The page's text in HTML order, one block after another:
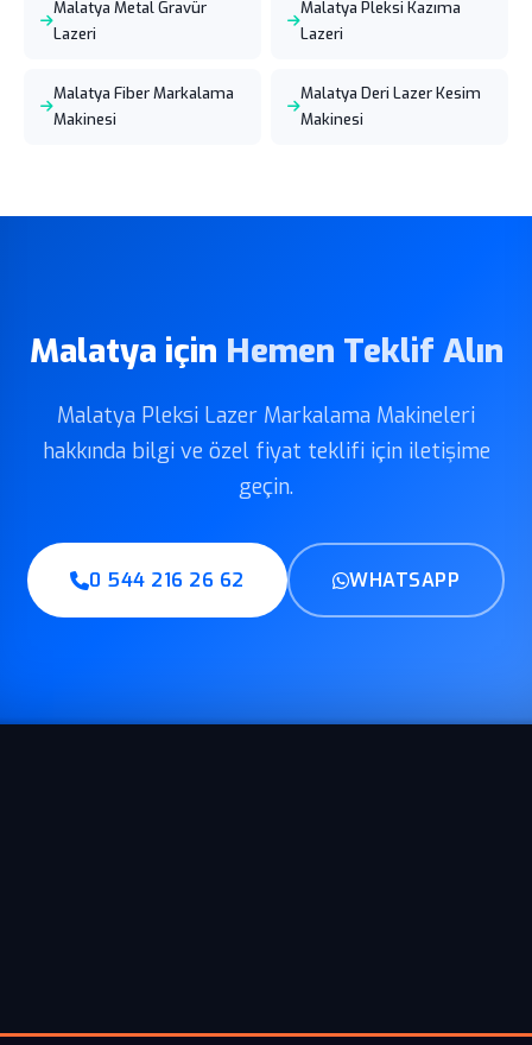
Malatya Metal Gravür
Lazeri
Malatya Pleksi Kazıma
Lazeri
Malatya Fiber Markalama
Makinesi
Malatya Deri Lazer Kesim
Makinesi
Malatya için Hemen Teklif Alın
Malatya Pleksi Lazer Markalama Makineleri
hakkında bilgi ve özel fiyat teklifi için iletişime
geçin.
0 544 216 26 62 WHATSAPP